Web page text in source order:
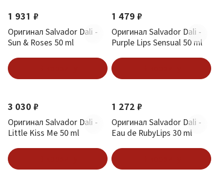
1 931 ₽
Оригинал Salvador Dali -
Sun & Roses 50 ml
1 479 ₽
Оригинал Salvador Dali -
Purple Lips Sensual 50 ml
3 030 ₽
Оригинал Salvador Dali -
Little Kiss Me 50 ml
1 272 ₽
Оригинал Salvador Dali -
Eau de RubyLips 30 ml